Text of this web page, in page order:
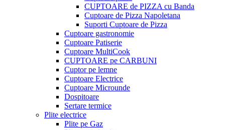
CUPTOARE de PIZZA cu Banda
Cuptoare de Pizza Napoletana
Suporti Cuptoare de Pizza
Cuptoare gastronomie
Cuptoare Patiserie
Cuptoare MultiCook
CUPTOARE pe CARBUNI
Cuptor pe lemne
Cuptoare Electrice
Cuptoare Microunde
Dospitoare
Sertare termice
Plite electrice
Plite pe Gaz